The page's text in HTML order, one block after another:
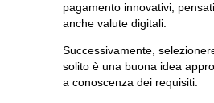
pagamento innovativi,
anche valute digitali.
Successivamente,
solito è una buona idea
a conoscenza dei requisiti.